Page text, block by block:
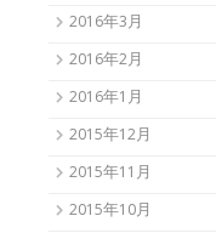
2016年3月
2016年2月
2016年1月
2015年12月
2015年11月
2015年10月